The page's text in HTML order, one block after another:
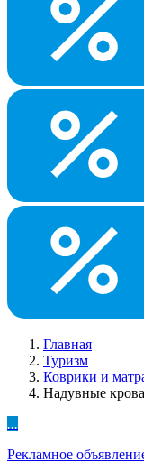
Главная
Туризм
Коврики и
Надувные
...
Рекламное